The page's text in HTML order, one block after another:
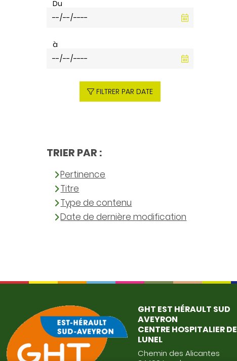
Du
à
FILTRER PAR DATE
TRIER PAR :
Pertinence
Titre
Type de contenu
Date de dernière modification
GHT EST HÉRAULT SUD
AVEYRON
CENTRE HOSPITALIER DE
LUNEL
Chemin des Alicantes